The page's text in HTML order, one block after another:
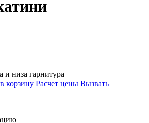
и низа гарнитура
корзину Расчет цены Вызвать